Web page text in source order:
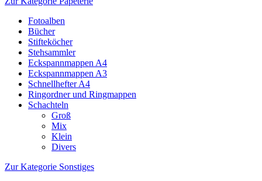
Fotoalben
Bücher
Stifteköcher
Stehsammler
Eckspannmappen A4
Eckspannmappen A3
Schnellhefter A4
Ringordner und Ringmappen
Schachteln
Groß
Mix
Klein
Divers
Zur Kategorie Sonstiges